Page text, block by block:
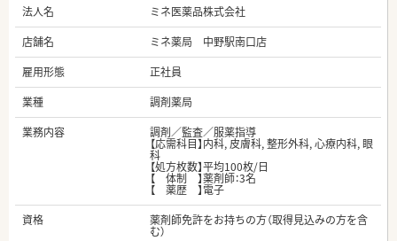
法人名
ミネ医薬品株式会社
店舗名
ミネ薬局 中野駅南口店
雇用形態
正社員
業種
調剤薬局
業務内容
調剤／監査／服薬指導
【応需科目】内科, 皮膚科, 整形外科, 心療内科, 眼
科
【処方枚数】平均100枚/日
【 体制 】薬剤師：3名
【 薬歴 】電子
資格
薬剤師免許をお持ちの方（取得見込みの方を含
む）